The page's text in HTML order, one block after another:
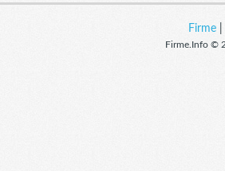
Firme|
Firme.Info ©